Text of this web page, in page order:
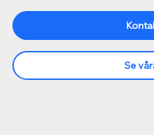
Se